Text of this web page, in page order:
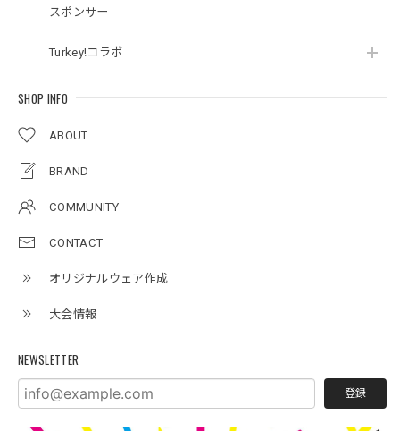
スポンサー
Turkey!コラボ
SHOP INFO
ABOUT
BRAND
COMMUNITY
CONTACT
オリジナルウェア作成
大会情報
NEWSLETTER
登録